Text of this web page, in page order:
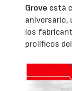
Grove está
aniversario,
los
prolíficos